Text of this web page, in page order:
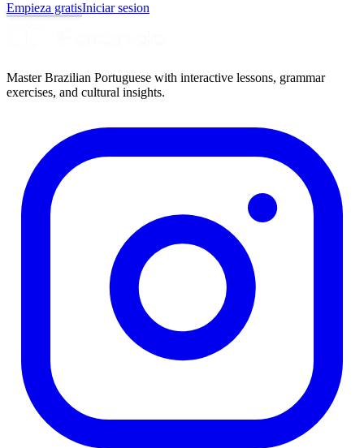
Empieza gratisIniciar sesion
Master Brazilian Portuguese with interactive lessons, grammar
exercises, and cultural insights.